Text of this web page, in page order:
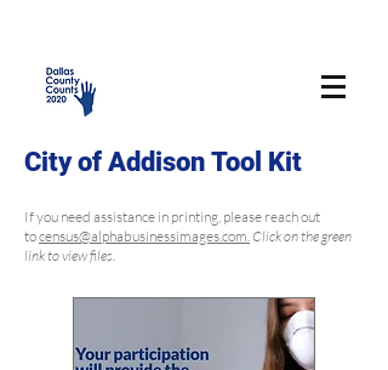
City of Addison Tool Kit
If you need assistance in printing, please reach out
tocensus@alphabusinessimages.com.Click on the green
link to view files.